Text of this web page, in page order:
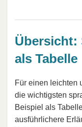
Übersicht:
als Tabelle
Für einen leichten
die wichtigsten
Beispiel als
ausführlichere